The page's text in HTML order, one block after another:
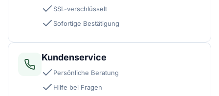
SSL-verschlüsselt
Sofortige Bestätigung
Kundenservice
Persönliche Beratung
Hilfe bei Fragen